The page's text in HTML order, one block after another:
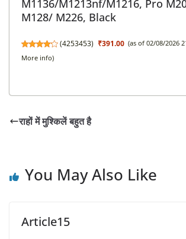
M1136/M1213nf/M1216, Pro
M128/ M226, Black
(4253453) ₹391.00 (as of 02/08/2026
More info)
राहों में मुश्किलें बहुत है
You May Also Like
Article15